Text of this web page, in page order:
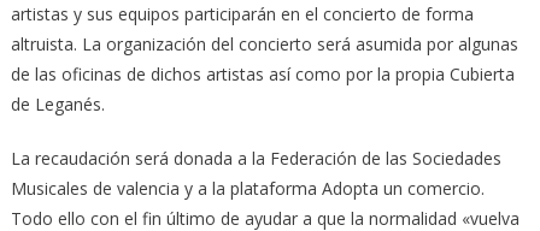
artistas y sus equipos participarán en el concierto de forma
altruista. La organización del concierto será asumida por algunas
de las oficinas de dichos artistas así como por la propia Cubierta
de Leganés.
La recaudación será donada a la Federación de las Sociedades
Musicales de valencia y a la plataforma Adopta un comercio.
Todo ello con el fin último de ayudar a que la normalidad «vuelva